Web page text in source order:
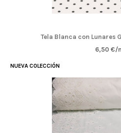
Tela Blanca con Lunares
6,50 €/
NUEVA COLECCIÓN